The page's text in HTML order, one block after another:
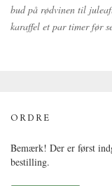
bud på rødvinen til
karaffel et par timer før
ORDRE
Bemærk! Der er først
bestilling.